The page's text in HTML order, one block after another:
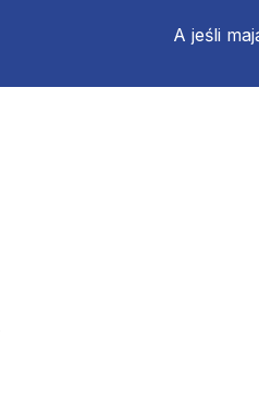
A jeśli